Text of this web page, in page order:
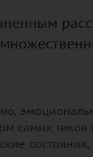
самих тиков